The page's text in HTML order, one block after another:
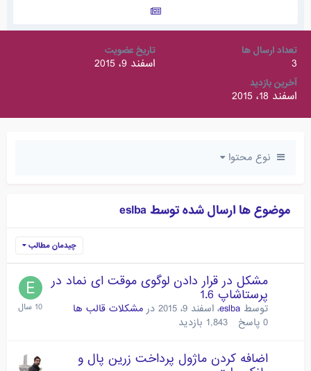
تعداد ارسال ها
3
تاریخ عضویت
اسفند 9، 2015
آخرین بازدید
اسفند 18، 2015
نوع محتوا
موضوع ها ارسال شده توسط eslba
چیدمان مطالب
مشکل در قرار دادن لوگوی موقت ای نماد در
پرستاشاپ 1.6
توسط eslba، اسفند 9، 2015 در مشکلات قالب ها
0 پاسخ 1,843 بازدید
اضافه کردن ماژول پرداخت زرین پال و